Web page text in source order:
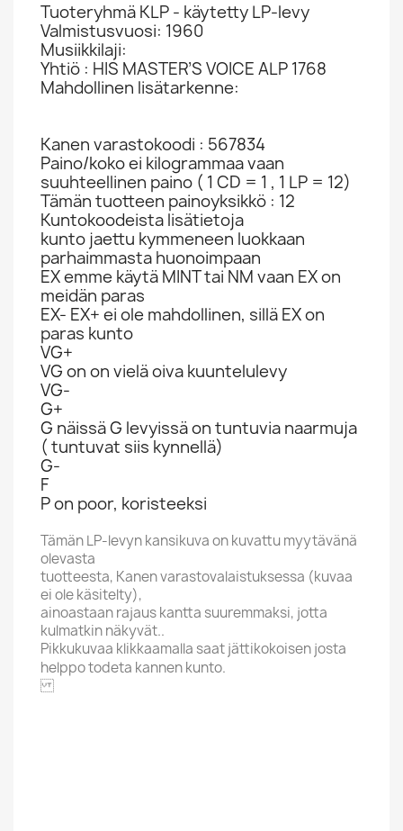
Tuoteryhmä KLP - käytetty LP-levy
Valmistusvuosi: 1960
Musiikkilaji:
Yhtiö : HIS MASTER’S VOICE ALP 1768
Mahdollinen lisätarkenne:
Kanen varastokoodi : 567834
Paino/koko ei kilogrammaa vaan
suuhteellinen paino ( 1 CD = 1 , 1 LP = 12)
Tämän tuotteen painoyksikkö : 12
Kuntokoodeista lisätietoja
kunto jaettu kymmeneen luokkaan
parhaimmasta huonoimpaan
EX emme käytä MINT tai NM vaan EX on
meidän paras
EX- EX+ ei ole mahdollinen, sillä EX on
paras kunto
VG+
VG on on vielä oiva kuuntelulevy
VG-
G+
G näissä G levyissä on tuntuvia naarmuja
( tuntuvat siis kynnellä)
G-
F
P on poor, koristeeksi
Tämän LP-levyn kansikuva on kuvattu myytävänä
olevasta
tuotteesta, Kanen varastovalaistuksessa (kuvaa
ei ole käsitelty),
ainoastaan rajaus kantta suuremmaksi, jotta
kulmatkin näkyvät..
Pikkukuvaa klikkaamalla saat jättikokoisen josta
helppo todeta kannen kunto.